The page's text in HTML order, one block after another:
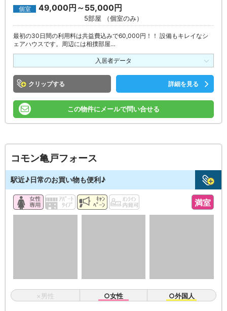
個室 49,000円～55,000円
5部屋 （個室のみ）
最初の30日間の利用料は共益費込みで60,000円！！ 設備もキレイなシ
ェアハウスです。周辺には相撲部屋…
入居者データ
クリップ 詳細を見る
この物件にメールで問い合せる
コモン亀戸フォース
駅近♪日常のお買い物も便利♪
満室
×男性 ○女性 ○外国人